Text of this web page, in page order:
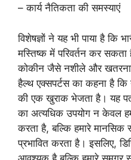
– कार्य नैतिकता की समस्याएं
विशेषज्ञों ने यह भी पाया है कि
मस्तिष्क में परिवर्तन कर
कोकीन जैसे नशीले और
हैल्थ एक्सपर्टस का कहना है कि
की एक खुराक भेजता है। यह
का अत्यधिक उपयोग न केवल
करता है, बल्कि हमारे मानसिक
प्रभावित करता है। इसलिए,